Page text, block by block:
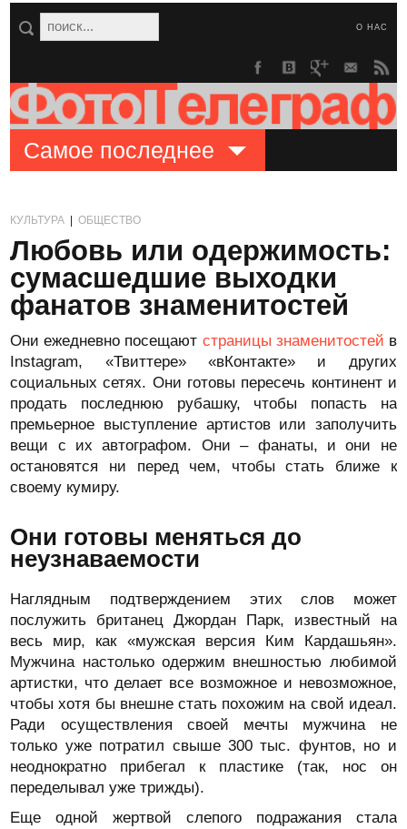
О НАС
Самое последнее
КУЛЬТУРА |ОБЩЕСТВО
Любовь или одержимость:
сумасшедшие выходки
фанатов знаменитостей
Они ежедневно посещают страницы знаменитостей в
Instagram, «Твиттере» «вКонтакте» и других
социальных сетях. Они готовы пересечь континент и
продать последнюю рубашку, чтобы попасть на
премьерное выступление артистов или заполучить
вещи с их автографом. Они – фанаты, и они не
остановятся ни перед чем, чтобы стать ближе к
своему кумиру.
Они готовы меняться до
неузнаваемости
Наглядным подтверждением этих слов может
послужить британец Джордан Парк, известный на
весь мир, как «мужская версия Ким Кардашьян».
Мужчина настолько одержим внешностью любимой
артистки, что делает все возможное и невозможное,
чтобы хотя бы внешне стать похожим на свой идеал.
Ради осуществления своей мечты мужчина не
только уже потратил свыше 300 тыс. фунтов, но и
неоднократно прибегал к пластике (так, нос он
переделывал уже трижды).
Еще одной жертвой слепого подражания стала